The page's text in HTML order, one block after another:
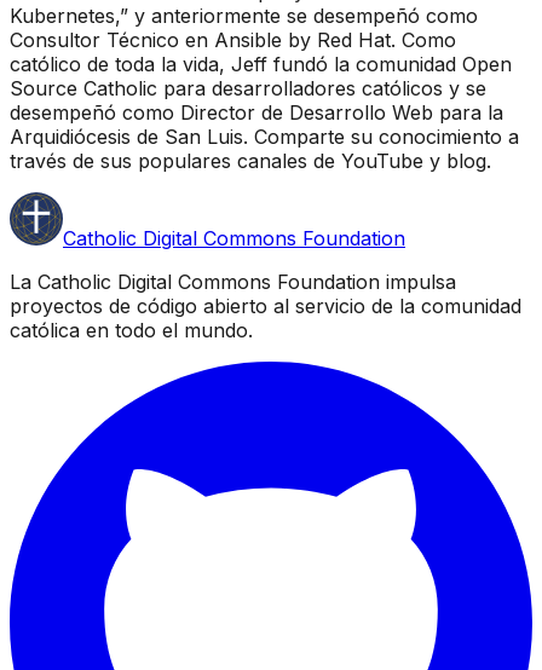
Kubernetes,” y anteriormente se desempeñó como
Consultor Técnico en Ansible by Red Hat. Como
católico de toda la vida, Jeff fundó la comunidad Open
Source Catholic para desarrolladores católicos y se
desempeñó como Director de Desarrollo Web para la
Arquidiócesis de San Luis. Comparte su conocimiento a
través de sus populares canales de YouTube y blog.
Catholic Digital Commons Foundation
La Catholic Digital Commons Foundation impulsa
proyectos de código abierto al servicio de la comunidad
católica en todo el mundo.